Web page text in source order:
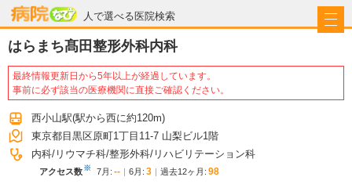
人で選べる医院検索
病院なび
はらまち髙田整形外科内科
最終情報更新日から5年以上が経過しています。
事前に必ず該当の医療機関に直接ご確認ください。
西小山駅(駅から西に約120m)
東京都目黒区原町1丁目11-7 山梨ビル1階
内科 リウマチ科 整形外科 リハビリテーション科
アクセス数※ 7月 : -- 6月 : 3 過去12ヶ月: 98